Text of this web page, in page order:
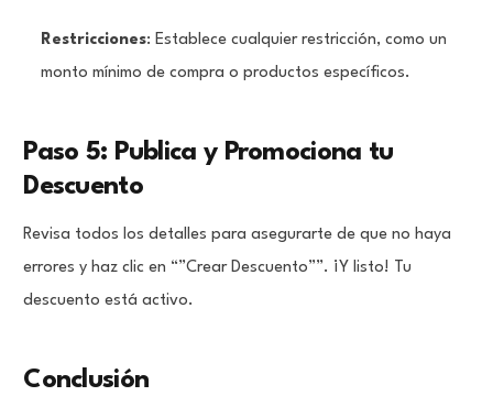
Restricciones: Establece cualquier restricción, como un
monto mínimo de compra o productos específicos.
Paso 5: Publica y Promociona tu
Descuento
Revisa todos los detalles para asegurarte de que no haya
errores y haz clic en “”Crear Descuento””. ¡Y listo! Tu
descuento está activo.
Conclusión